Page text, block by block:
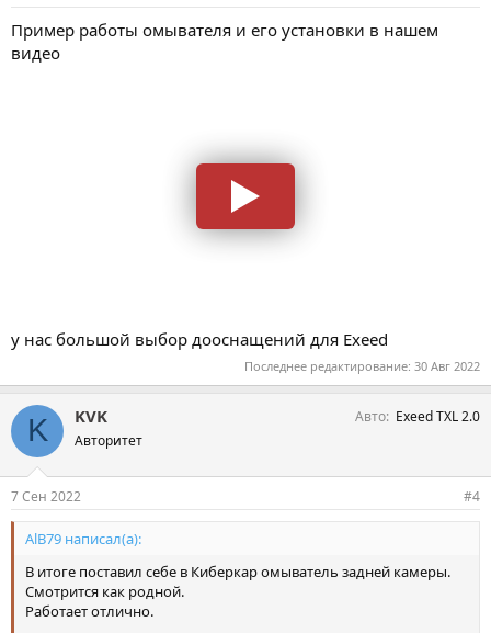
Пример работы омывателя и его установки в нашем
видео
у нас большой выбор дооснащений для Exeed
Последнее редактирование: 30 Авг 2022
K KVK
Авторитет
Авто Exeed TXL 2.0
7 Сен 2022 #4
AlB79 написал(а):
В итоге поставил себе в Киберкар омыватель задней камеры.
Смотрится как родной.
Работает отлично.